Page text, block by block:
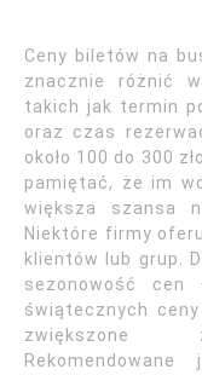
Ceny biletów na
znacznie różnić
takich jak termin
oraz czas
około 100 do 300
pamiętać, że im
większa szansa
Niektóre firmy
klientów lub grup.
sezonowość
świątecznych
zwiększone